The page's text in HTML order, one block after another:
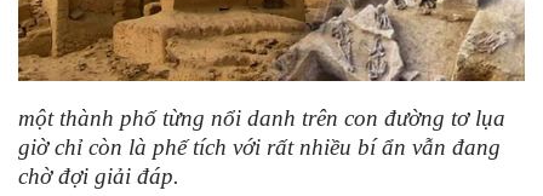
một thành phố từng nổi danh trên con đường tơ lụa
giờ chỉ còn là phế tích với rất nhiều bí ẩn vẫn đang
chờ đợi giải đáp.